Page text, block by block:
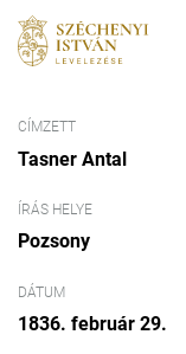
CÍMZETT
Tasner Antal
ÍRÁS HELYE
Pozsony
DÁTUM
1836. február 29.